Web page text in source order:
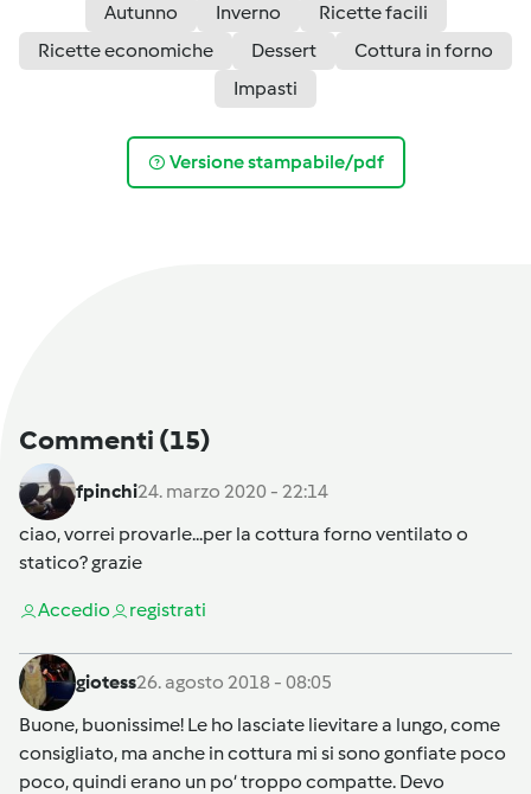
Autunno
Inverno
Ricette facili
Ricette economiche
Dessert
Cottura in forno
Impasti
Versione stampabile/pdf
Commenti (15)
fpinchi24. marzo 2020 - 22:14
ciao, vorrei provarle...per la cottura forno ventilato o
statico? grazie
Accedio registrati
giotess26. agosto 2018 - 08:05
Buone, buonissime! Le ho lasciate lievitare a lungo, come
consigliato, ma anche in cottura mi si sono gonfiate poco
poco, quindi erano un po‘ troppo compatte. Devo